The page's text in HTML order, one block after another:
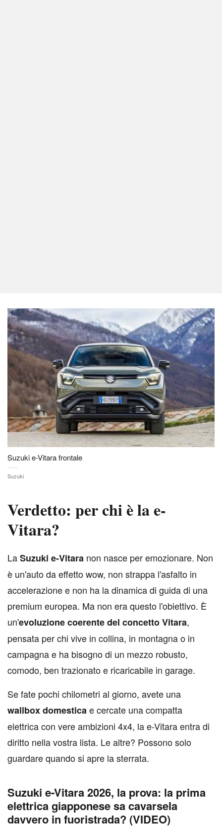
Suzuki e-Vitara frontale
Suzuki
Verdetto: per chi è la e-
Vitara?
LaSuzuki e-Vitara non nasce per emozionare. Non
è un'auto da effetto wow, non strappa l'asfalto in
accelerazione e non ha la dinamica di guida di una
premium europea. Ma non era questo l'obiettivo. È
un'evoluzione coerente del concetto Vitara,
pensata per chi vive in collina, in montagna o in
campagna e ha bisogno di un mezzo robusto,
comodo, ben trazionato e ricaricabile in garage.
Se fate pochi chilometri al giorno, avete una
wallbox domesticae cercate una compatta
elettrica con vere ambizioni 4x4, la e-Vitara entra di
diritto nella vostra lista. Le altre? Possono solo
guardare quando si apre la sterrata.
Suzuki e-Vitara 2026, la prova: la prima
elettrica giapponese sa cavarsela
davvero in fuoristrada? (VIDEO)